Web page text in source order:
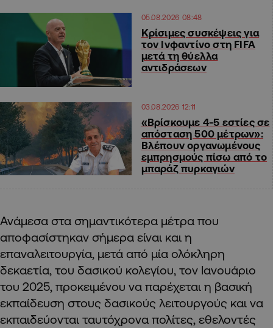
05.08.2026 08:48
Κρίσιμες συσκέψεις για
τον Ινφαντίνο στη FIFA
μετά τη θύελλα
αντιδράσεων
03.08.2026 12:11
«Βρίσκουμε 4-5 εστίες σε
απόσταση 500 μέτρων»:
Βλέπουν οργανωμένους
εμπρησμούς πίσω από το
μπαράζ πυρκαγιών
Ανάμεσα στα σημαντικότερα μέτρα που
αποφασίστηκαν σήμερα είναι και η
επαναλειτουργία, μετά από μία ολόκληρη
δεκαετία, του δασικού κολεγίου, τον Ιανουάριο
του 2025, προκειμένου να παρέχεται η βασική
εκπαίδευση στους δασικούς λειτουργούς και να
εκπαιδεύονται ταυτόχρονα πολίτες, εθελοντές